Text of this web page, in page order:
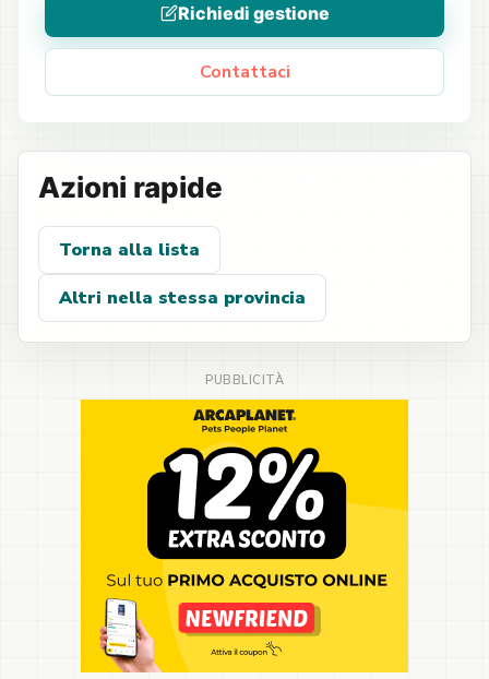
Richiedi gestione
Contattaci
Azioni rapide
Torna alla lista
Altri nella stessa provincia